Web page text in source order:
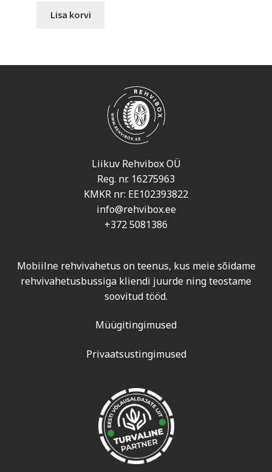
Lisa korvi
Liikuv Rehvibox OÜ
Reg. nr. 16275963
KMKR nr: EE102393822
info@rehvibox.ee
+372 5081386
Mobiilne rehvivahetus on teenus, kus meie sõidame
rehvivahetusbussiga kliendi juurde ning teostame
soovitud tööd.
Müügitingimused
Privaatsustingimused